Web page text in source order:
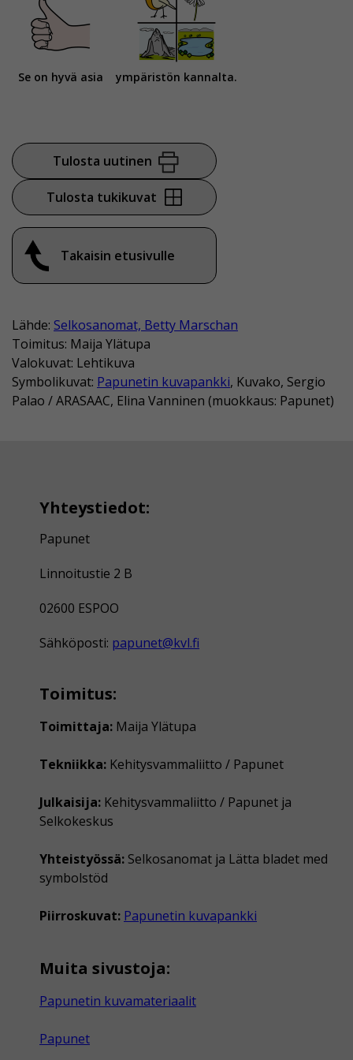
Se on hyvä asia ympäristön kannalta.
Tulosta uutinen
Tulosta tukikuvat
Takaisin etusivulle
Lähde: Selkosanomat, Betty Marschan
Toimitus: Maija Ylätupa
Valokuvat: Lehtikuva
Symbolikuvat: Papunetin kuvapankki, Kuvako, Sergio
Palao / ARASAAC, Elina Vanninen (muokkaus: Papunet)
Yhteystiedot:
Papunet
Linnoitustie 2 B
02600 ESPOO
Sähköposti: papunet@kvl.fi
Toimitus:
Toimittaja: Maija Ylätupa
Tekniikka: Kehitysvammaliitto / Papunet
Julkaisija: Kehitysvammaliitto / Papunet ja
Selkokeskus
Yhteistyössä: Selkosanomat ja Lätta bladet med
symbolstöd
Piirroskuvat: Papunetin kuvapankki
Muita sivustoja:
Papunetin kuvamateriaalit
Papunet